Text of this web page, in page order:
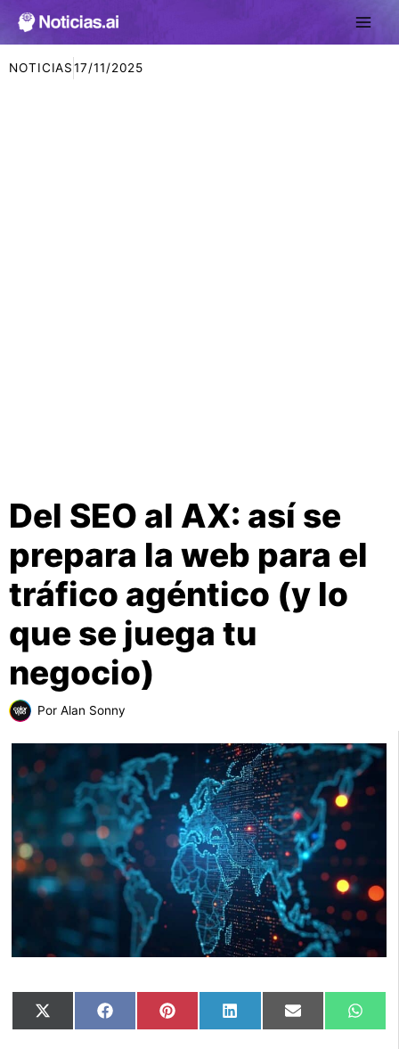
NOTICIAS 17/11/2025
Del SEO al AX: así se
prepara la web para el
tráfico agéntico (y lo
que se juega tu
negocio)
Por Alan Sonny
Compartir
en
X
Compartir
en
FacebookCompartir
en
PinterestCompartir
en
LinkedInCompartir
en
Email
en